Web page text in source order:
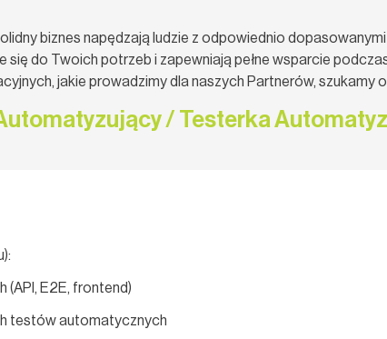
biznes napędzają ludzie z odpowiednio
do Twoich potrzeb i zapewniają pełne wsparcie
jakie prowadzimy dla naszych Partnerów, szukamy
/ Testerka
E2E, frontend)
testów automatycznych